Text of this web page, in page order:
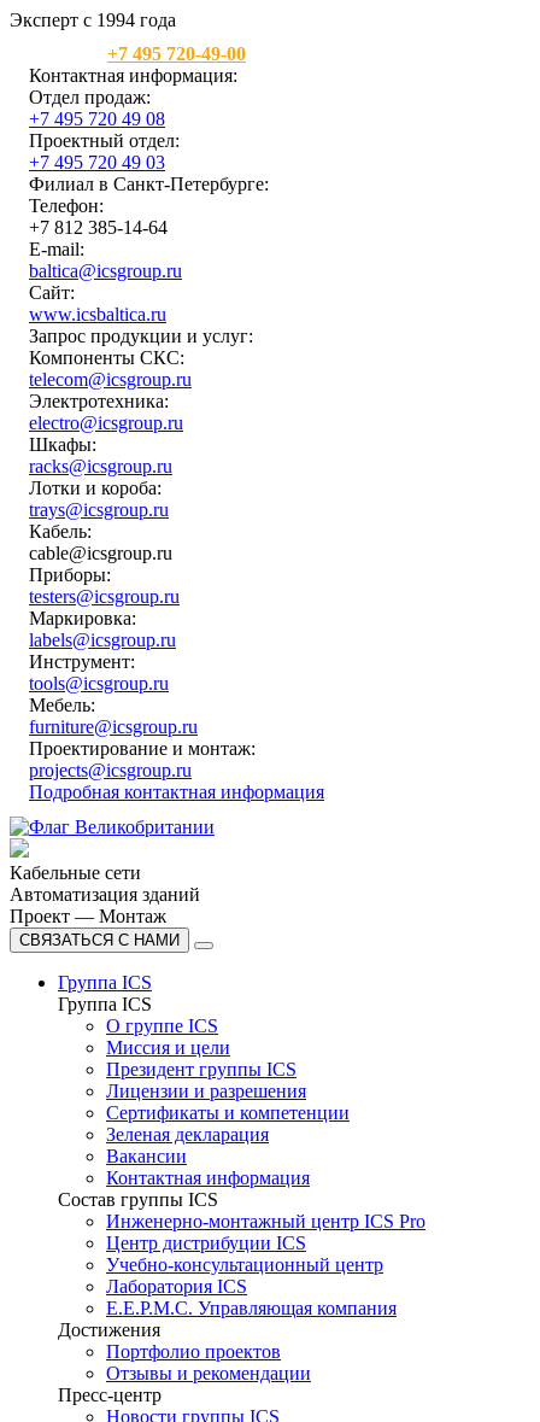
Эксперт с 1994 года
+7 495 720-49-00
Контактная информация:
Отдел продаж:
+7 495 720 49 08
Проектный отдел:
+7 495 720 49 03
Филиал в Санкт-Петербурге:
Телефон:
+7 812 385-14-64
E-mail:
baltica@icsgroup.ru
Сайт:
www.icsbaltica.ru
Запрос продукции и услуг:
Компоненты СКС:
telecom@icsgroup.ru
Электротехника:
electro@icsgroup.ru
Шкафы:
racks@icsgroup.ru
Лотки и короба:
trays@icsgroup.ru
Кабель:
cable@icsgroup.ru
Приборы:
testers@icsgroup.ru
Маркировка:
labels@icsgroup.ru
Инструмент:
tools@icsgroup.ru
Мебель:
furniture@icsgroup.ru
Проектирование и монтаж:
projects@icsgroup.ru
Подробная контактная информация
Кабельные сети
Автоматизация зданий
Проект — Монтаж
СВЯЗАТЬСЯ С НАМИ
Группа ICS
Группа ICS
О группе ICS
Миссия и цели
Президент группы ICS
Лицензии и разрешения
Сертификаты и компетенции
Зеленая декларация
Вакансии
Контактная информация
Состав группы ICS
Инженерно-монтажный центр ICS Pro
Центр дистрибуции ICS
Учебно-консультационный центр
Лаборатория ICS
E.E.P.M.C. Управляющая компания
Достижения
Портфолио проектов
Отзывы и рекомендации
Пресс-центр
Новости группы ICS